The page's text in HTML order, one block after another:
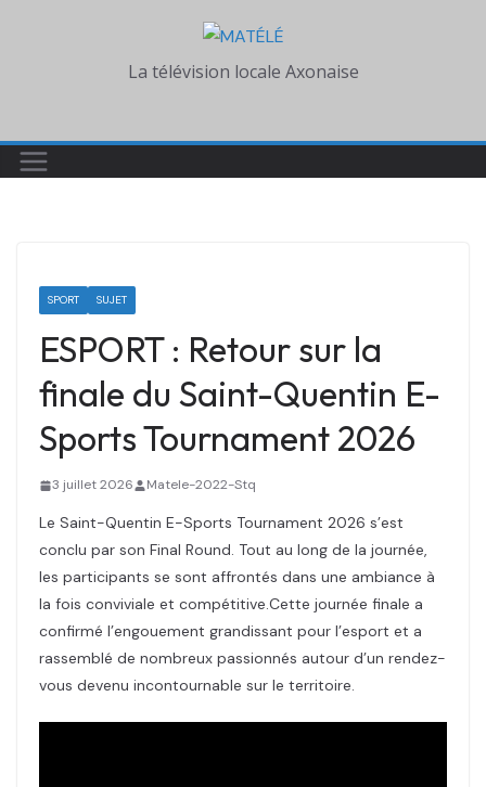
La télévision locale Axonaise
SPORT SUJET
ESPORT : Retour sur la
finale du Saint-Quentin E-
Sports Tournament 2026
3 juillet 2026 Matele-2022-Stq
Le Saint-Quentin E-Sports Tournament 2026 s’est
conclu par son Final Round. Tout au long de la journée,
les participants se sont affrontés dans une ambiance à
la fois conviviale et compétitive.Cette journée finale a
confirmé l’engouement grandissant pour l’esport et a
rassemblé de nombreux passionnés autour d’un rendez-
vous devenu incontournable sur le territoire.